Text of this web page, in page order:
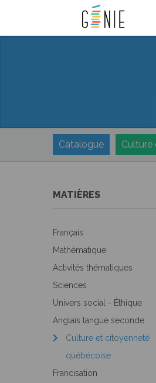
Catalogue Culture
MATIÈRES
Français
Mathématique
Activités thématiques
Sciences
Univers social - Éthique
Anglais langue seconde
Culture et citoyenneté
québécoise
Francisation
Panneau de gestion des cookies